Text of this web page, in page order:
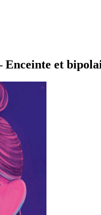
Enceinte et